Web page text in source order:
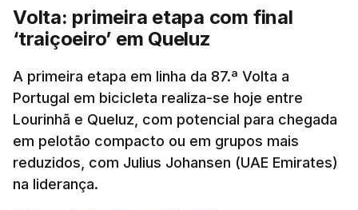
Graz, com um agregado de 6-0.
Caso se qualifique, o Benfica vai encontrar outra
equipa relegada da ‘Champions’, o derrotado do
encontro entre Aarhus, campeão dinamarquês, ou
o Sabah, campeão do Azerbaijão, sendo que, em
caso de afastamento, os 'encarnados' caem para o
play-off da Liga Conferência, encontrando os
estónios do Paide ou os austríacos do Rapid Viena.
Volta: primeira etapa com final
‘traiçoeiro’ em Queluz
A primeira etapa em linha da 87.ª Volta a
Portugal em bicicleta realiza-se hoje entre
Lourinhã e Queluz, com potencial para chegada
em pelotão compacto ou em grupos mais
reduzidos, com Julius Johansen (UAE Emirates)
na liderança.